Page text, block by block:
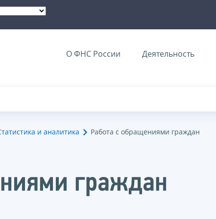
О ФНС России Деятельность
и аналитика Работа с обращениями граждан
граждан